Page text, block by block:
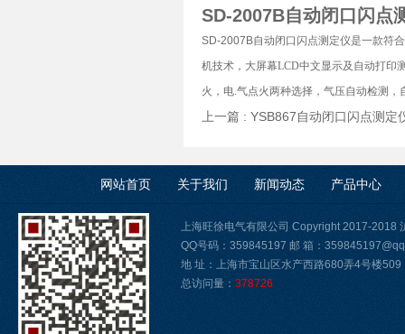
SD-2007B自动闭口闪点
SD-2007B自动闭口闪点测定仪是一款符
机技术，大屏幕LCD中文显示及自动打印
火，电.气点火两种选择，气压自动检测
上一篇 : YSB867自动闭口闪点测定
网站首页 关于我们 新闻动态 产品中心
上海旺徐电气有限公司 Copyright 2017-2018
QQ号码：359845197 邮 箱：
地 址：上海市宝山区水产西路680弄4号楼509
总访问量： 378726